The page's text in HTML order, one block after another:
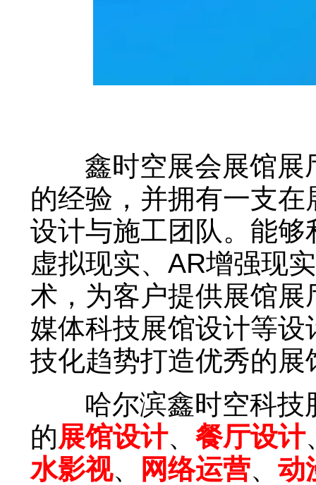
鑫时空展会展馆展
的经验，并拥有一支
设计与施工团队。能
虚拟现实、AR增强现
术，为客户提供展馆
媒体科技展馆设计等
技化趋势打造优秀的展
哈尔滨鑫时空科技
的展馆设计、 餐厅设计
水影视、 网络运营、 动